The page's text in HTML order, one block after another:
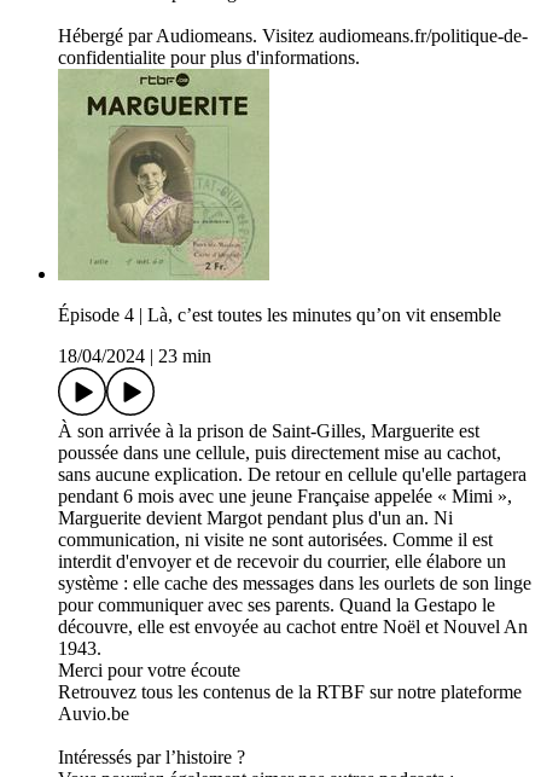
Hébergé par Audiomeans. Visitez audiomeans.fr/politique-de-
confidentialite pour plus d'informations.
Épisode 4 | Là, c’est toutes les minutes qu’on vit ensemble
18/04/2024
23 min
À son arrivée à la prison de Saint-Gilles, Marguerite est
poussée dans une cellule, puis directement mise au cachot,
sans aucune explication. De retour en cellule qu'elle partagera
pendant 6 mois avec une jeune Française appelée « Mimi »,
Marguerite devient Margot pendant plus d'un an. Ni
communication, ni visite ne sont autorisées. Comme il est
interdit d'envoyer et de recevoir du courrier, elle élabore un
système : elle cache des messages dans les ourlets de son linge
pour communiquer avec ses parents. Quand la Gestapo le
découvre, elle est envoyée au cachot entre Noël et Nouvel An
1943.
Merci pour votre écoute
Retrouvez tous les contenus de la RTBF sur notre plateforme
Auvio.be
Intéressés par l’histoire ?